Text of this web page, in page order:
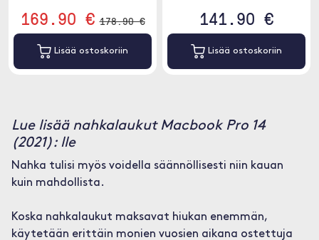
169.90 € 178.90 €
Lisää ostoskoriin
141.90 €
Lisää ostoskoriin
Lue lisää nahkalaukut Macbook Pro 14
(2021): lle
Nahka tulisi myös voidella säännöllisesti niin kauan
kuin mahdollista.
Koska nahkalaukut maksavat hiukan enemmän,
käytetään erittäin monien vuosien aikana ostettuja